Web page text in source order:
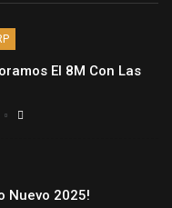
El 8M Con Las
Nuevo 2025!